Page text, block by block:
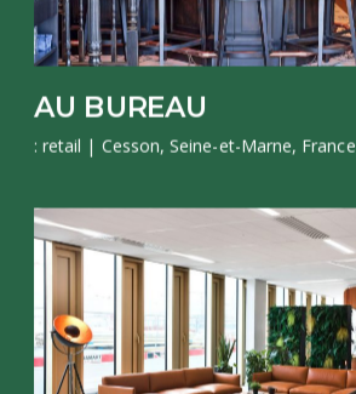
AU BUREAU
: retail | Cesson, Seine-et-Marne, France